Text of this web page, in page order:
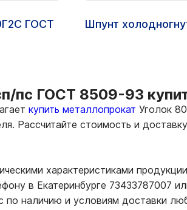
ГОСТ
Шпунт
пс ГОСТ 8509-93
купить металлопрокат Уголок
Рассчитайте стоимость и
характеристиками
в Екатеринбурге 73433787007
по наличию и условиям доставки